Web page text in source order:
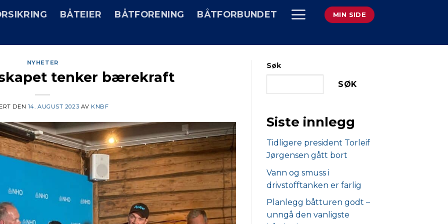
BÅTEIER BÅTFORENING BÅTFORBUNDET MIN SIDE
NYHETER
tenker bærekraft
DEN 14. AUGUST 2023 AV KNBF
Søk
SØK
Siste innlegg
Tidligere president Torleif
Jørgensen gått bort
Vann og smuss i
drivstofftanken er farlig
Planlegg båtturen godt –
unngå den vanligste